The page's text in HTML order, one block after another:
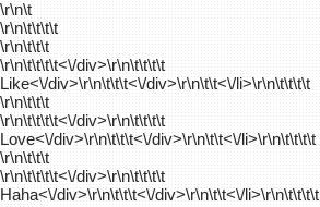
\r\n\t
\r\n\t\t\t\t
\r\n\t\t\t
\r\n\t\t\t\t<\/div>\r\n\t\t\t\t
Like<\/div>\r\n\t\t\t<\/div>\r\n\t\t<\/li>\r\n\t\t\t\t
\r\n\t\t\t
\r\n\t\t\t\t<\/div>\r\n\t\t\t\t
Love<\/div>\r\n\t\t\t<\/div>\r\n\t\t<\/li>\r\n\t\t\t\t
\r\n\t\t\t
\r\n\t\t\t\t<\/div>\r\n\t\t\t\t
Haha<\/div>\r\n\t\t\t<\/div>\r\n\t\t<\/li>\r\n\t\t\t\t